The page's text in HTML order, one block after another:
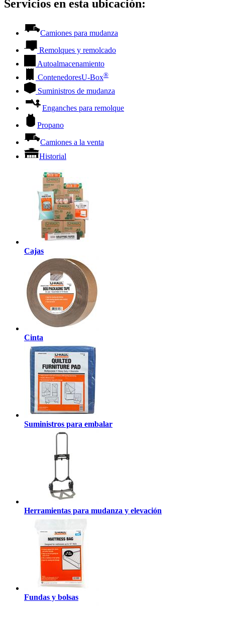
Servicios en esta ubicación:
Camiones para mudanza
Remolques y remolcado
Autoalmacenamiento
ContenedoresU-Box®
Suministros de mudanza
Enganches para remolque
Propano
Camiones a la venta
Historial
Cajas
Cinta
Suministros para embalar
Herramientas para mudanza y elevación
Fundas y bolsas